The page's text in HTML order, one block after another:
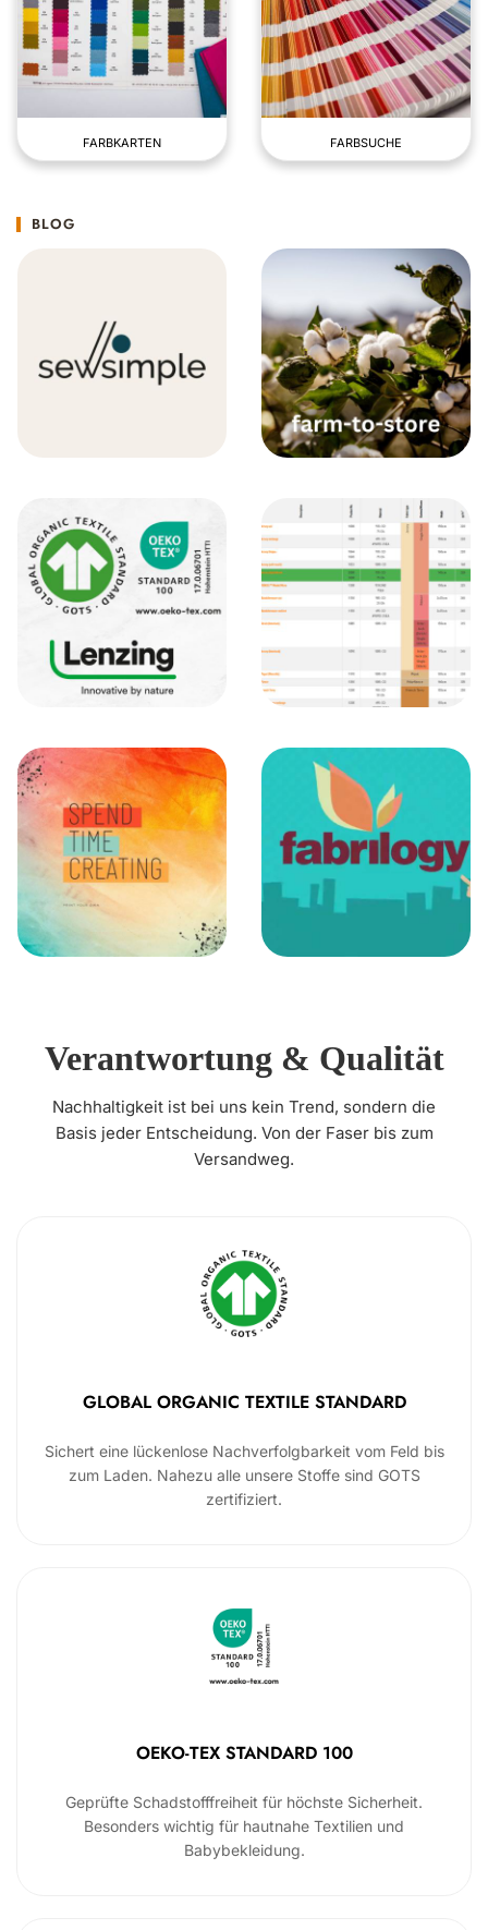
FARBKARTEN FARBSUCHE
BLOG
Verantwortung & Qualität
Nachhaltigkeit ist bei uns kein Trend, sondern die
Basis jeder Entscheidung. Von der Faser bis zum
Versandweg.
GLOBAL ORGANIC TEXTILE STANDARD
Sichert eine lückenlose Nachverfolgbarkeit vom Feld bis
zum Laden. Nahezu alle unsere Stoffe sind GOTS
zertifiziert.
OEKO-TEX STANDARD 100
Geprüfte Schadstofffreiheit für höchste Sicherheit.
Besonders wichtig für hautnahe Textilien und
Babybekleidung.